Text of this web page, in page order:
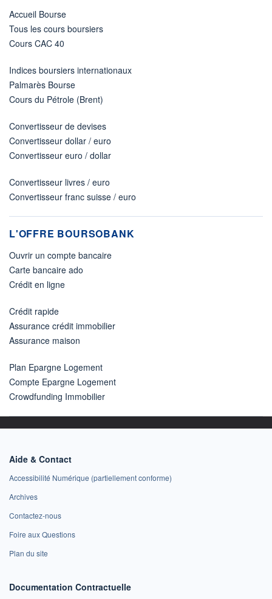
Accueil Bourse
Tous les cours boursiers
Cours CAC 40
Indices boursiers internationaux
Palmarès Bourse
Cours du Pétrole (Brent)
Convertisseur de devises
Convertisseur dollar / euro
Convertisseur euro / dollar
Convertisseur livres / euro
Convertisseur franc suisse / euro
L'OFFRE BOURSOBANK
Ouvrir un compte bancaire
Carte bancaire ado
Crédit en ligne
Crédit rapide
Assurance crédit immobilier
Assurance maison
Plan Epargne Logement
Compte Epargne Logement
Crowdfunding Immobilier
Aide & Contact
Accessibilité Numérique (partiellement conforme)
Archives
Contactez-nous
Foire aux Questions
Plan du site
Documentation Contractuelle